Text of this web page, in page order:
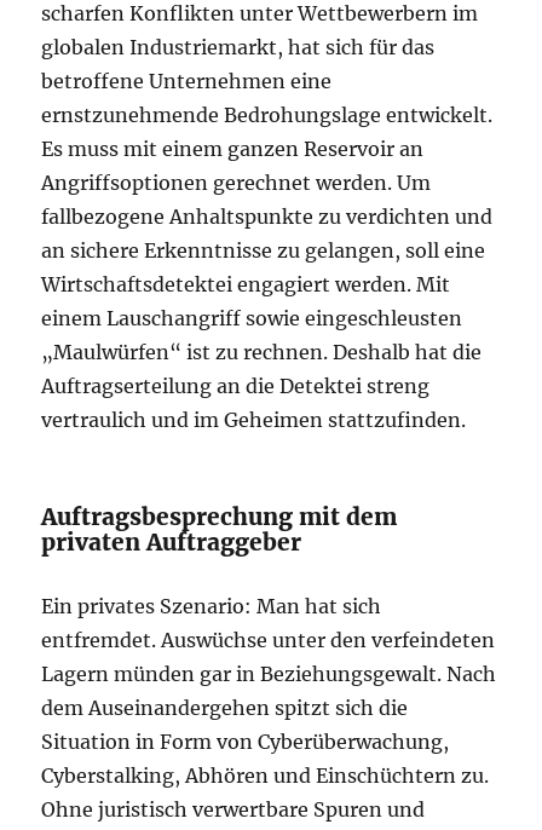
scharfen Konflikten unter Wettbewerbern im
globalen Industriemarkt, hat sich für das
betroffene Unternehmen eine
ernstzunehmende Bedrohungslage entwickelt.
Es muss mit einem ganzen Reservoir an
Angriffsoptionen gerechnet werden. Um
fallbezogene Anhaltspunkte zu verdichten und
an sichere Erkenntnisse zu gelangen, soll eine
Wirtschaftsdetektei engagiert werden. Mit
einem Lauschangriff sowie eingeschleusten
„Maulwürfen“ ist zu rechnen. Deshalb hat die
Auftragserteilung an die Detektei streng
vertraulich und im Geheimen stattzufinden.
Auftragsbesprechung mit dem
privaten Auftraggeber
Ein privates Szenario: Man hat sich
entfremdet. Auswüchse unter den verfeindeten
Lagern münden gar in Beziehungsgewalt. Nach
dem Auseinandergehen spitzt sich die
Situation in Form von Cyberüberwachung,
Cyberstalking, Abhören und Einschüchtern zu.
Ohne juristisch verwertbare Spuren und